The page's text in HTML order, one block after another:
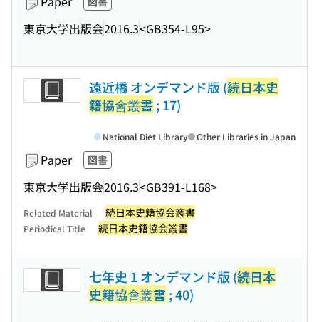
東京大学出版会2016.3<GB354-L95>
遠近橋 オンデマンド版 (続日本史
籍協會叢書 ; 17)
Paper 図書
東京大学出版会2016.3<GB391-L168>
National Diet Library Other Libraries in Japan
Related Material 続日本史籍協会叢書
Periodical Title 続日本史籍協会叢書
七年史 1 オンデマンド版 (続日本
史籍協會叢書 ; 40)